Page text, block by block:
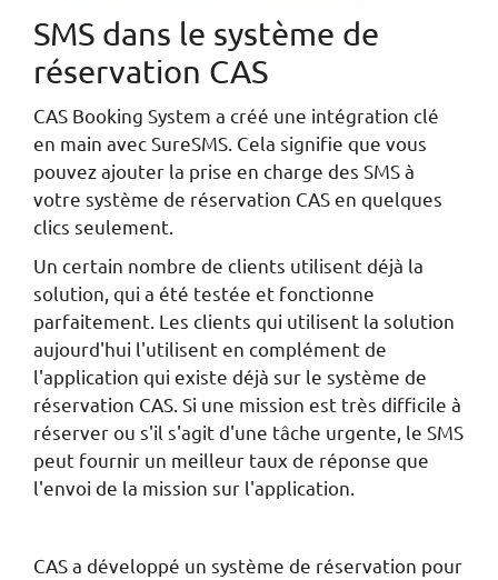
SMS dans le système de
réservation CAS
CAS Booking System a créé une intégration clé
en main avec SureSMS. Cela signifie que vous
pouvez ajouter la prise en charge des SMS à
votre système de réservation CAS en quelques
clics seulement.
Un certain nombre de clients utilisent déjà la
solution, qui a été testée et fonctionne
parfaitement. Les clients qui utilisent la solution
aujourd'hui l'utilisent en complément de
l'application qui existe déjà sur le système de
réservation CAS. Si une mission est très difficile à
réserver ou s'il s'agit d'une tâche urgente, le SMS
peut fournir un meilleur taux de réponse que
l'envoi de la mission sur l'application.
CAS a développé un système de réservation pour